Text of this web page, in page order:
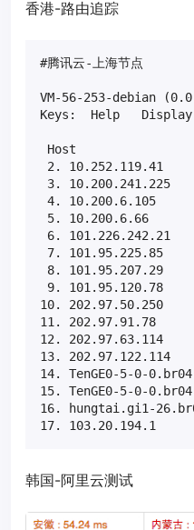
香港-路由追踪
#腾讯云-上海节点
VM-56-253-
Keys:  Help
Host
2.
3.
4. 10.200.6.105
5. 10.200.6.66
6.
7.
8.
9.
10. 202.97.50.250
11. 202.97.91.78
12.
13.
14. TenGE0-5-0-
15. TenGE0-5-0-
16. hungtai.gi1-
韩国-阿里云测试